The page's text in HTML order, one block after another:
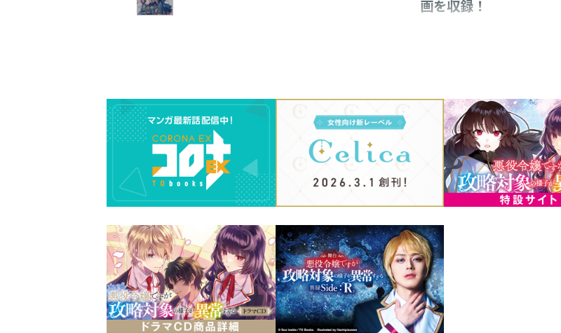
画を収録！
を終えようやく登校でき
配属先は侍女・メロがかつ
ミスティアは記憶を呼び
ず真相を探ることに――！
勘違いの錯綜でドキドキ
気付かない間に地獄絵図